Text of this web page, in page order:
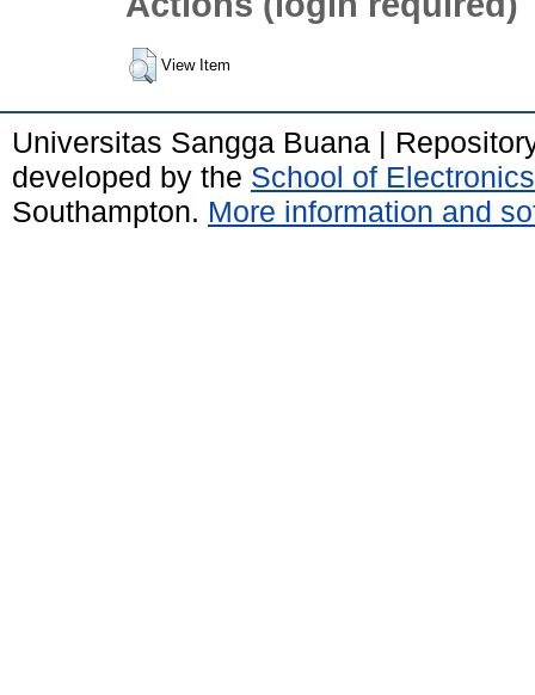
View Item
Universitas Sangga Buana |
developed by the School of
Southampton. More information and